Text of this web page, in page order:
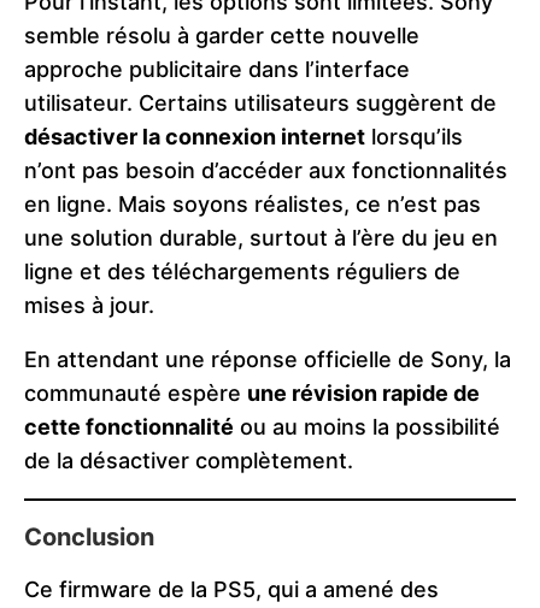
semble résolu à garder cette nouvelle
approche publicitaire dans l’interface
utilisateur. Certains utilisateurs suggèrent de
désactiver la connexion internet lorsqu’ils
n’ont pas besoin d’accéder aux fonctionnalités
en ligne. Mais soyons réalistes, ce n’est pas
une solution durable, surtout à l’ère du jeu en
ligne et des téléchargements réguliers de
mises à jour.
En attendant une réponse officielle de Sony, la
communauté espère une révision rapide de
cette fonctionnalité ou au moins la possibilité
de la désactiver complètement.
Conclusion
Ce firmware de la PS5, qui a amené des